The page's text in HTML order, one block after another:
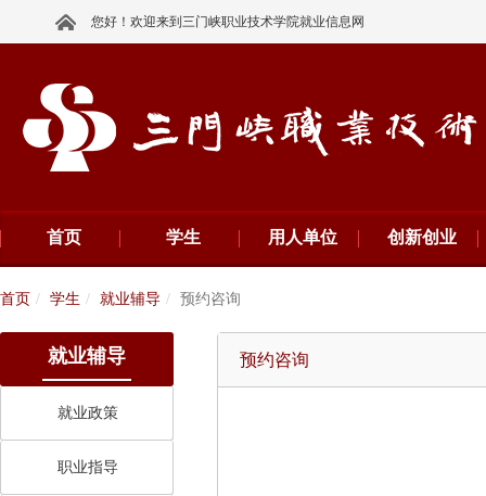
您好！欢迎来到三门峡职业技术学院就业信息网
首页 学生 用人单位 创新创业
首页 学生 就业辅导 预约咨询
就业辅导
就业政策
职业指导
预约咨询